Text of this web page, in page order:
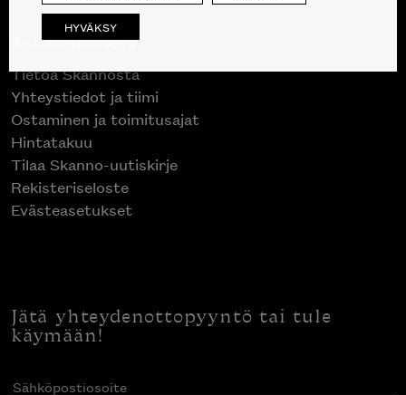
Asiakaspalvelu
Tietoa Skannosta
Yhteystiedot ja tiimi
Ostaminen ja toimitusajat
Hintatakuu
Tilaa Skanno-uutiskirje
Rekisteriseloste
Evästeasetukset
Jätä yhteydenottopyyntö tai tule
käymään!
Sähköpostiosoite(Pakollinen)
HYVÄKSY